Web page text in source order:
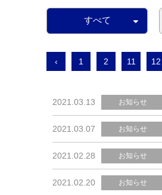
すべて
‹ 1 2 11 12
2021.03.13 お知らせ
2021.03.07 お知らせ
2021.02.28 お知らせ
2021.02.20 お知らせ